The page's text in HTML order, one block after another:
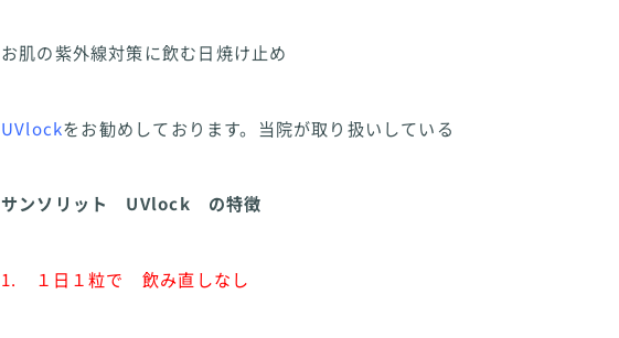
お肌の紫外線対策に飲む日焼け止め
UVlockをお勧めしております。当院が取り扱いしている
サンソリット UVlock の特徴
1. １日１粒で 飲み直しなし